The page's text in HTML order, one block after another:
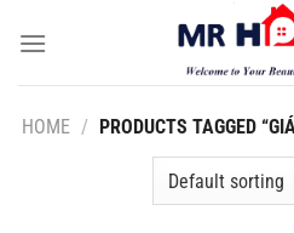
HOME / PRODUCTS TAGGED